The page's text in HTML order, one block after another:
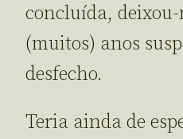
concluída,
(muitos) anos
desfecho.
Teria ainda de